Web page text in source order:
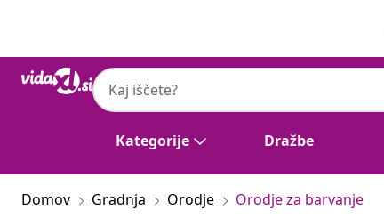
Kategorije Dražbe
Domov Gradnja Orodje Orodje za barvanje